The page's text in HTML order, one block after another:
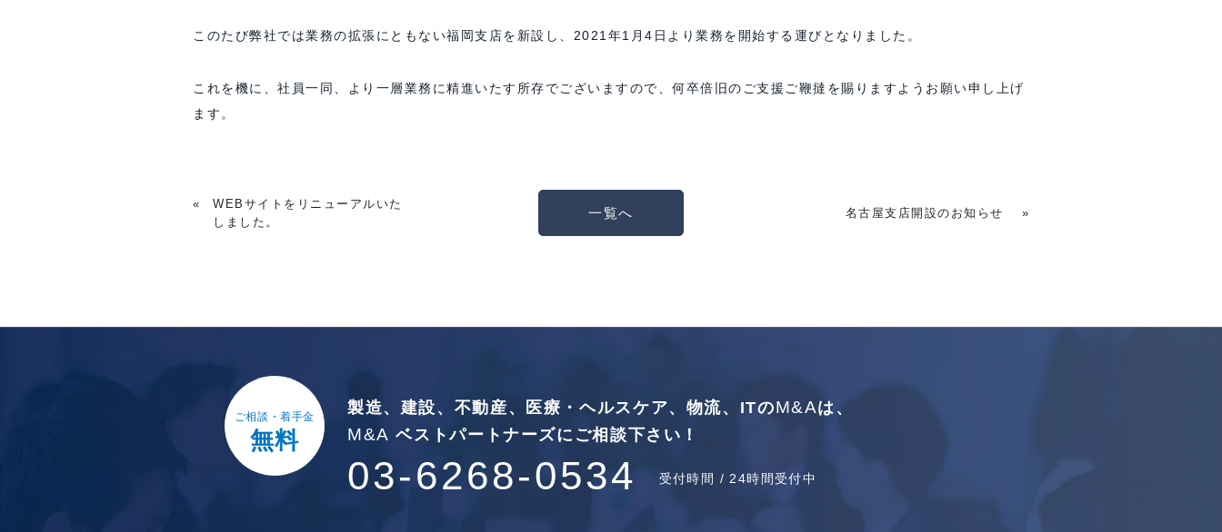
このたび弊社では業務の拡張にともない福岡支店を新設し、2021年1月4日より業務を開始する運びとなりました。
これを機に、社員一同、より一層業務に精進いたす所存でございますので、何卒倍旧のご支援ご鞭撻を賜りますようお願い申し上げ
ます。
«
WEBサイトをリニューアルいた
しました。
一覧へ 名古屋支店開設のお知らせ »
ご相談・着手金
無料
製造、建設、不動産、 医療・ヘルスケア、物流、ITのM&Aは、
M&A ベストパートナーズに ご相談下さい！
03-6268-0534 受付時間 / 24時間受付中